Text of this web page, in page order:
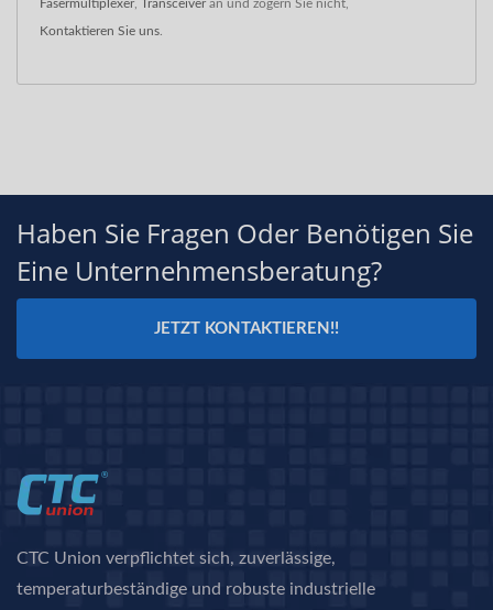
Fasermultiplexer Transceiver an und zögern Sie nicht,
Kontaktieren Sie uns
Haben Sie Fragen Oder Benötigen Sie
Eine Unternehmensberatung?
JETZT KONTAKTIEREN!!
CTC Union verpflichtet sich, zuverlässige,
temperaturbeständige und robuste industrielle